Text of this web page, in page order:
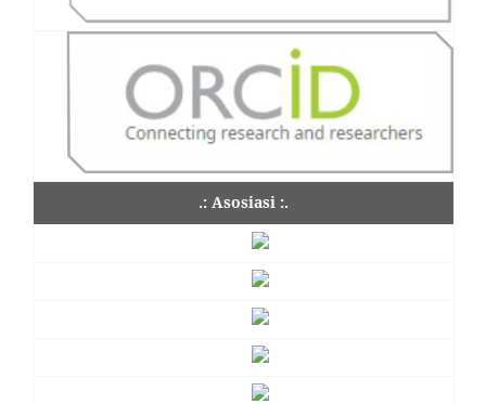
.: Asosiasi :.